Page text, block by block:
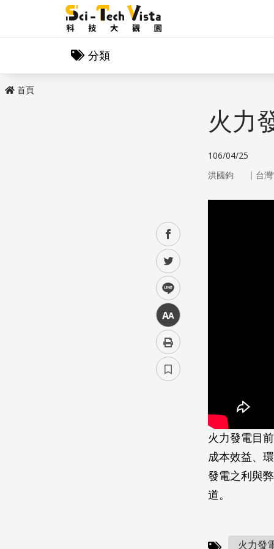
分類
首頁
facebook
twitter
line
中
火力
106/04/25
洪國鈞 ｜ 台
火力發電目
成本效益、
發電之利與
道。
火力發